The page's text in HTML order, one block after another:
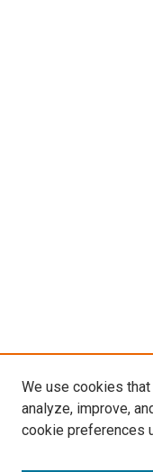
We use cookies
analyze, improve,
cookie preferences